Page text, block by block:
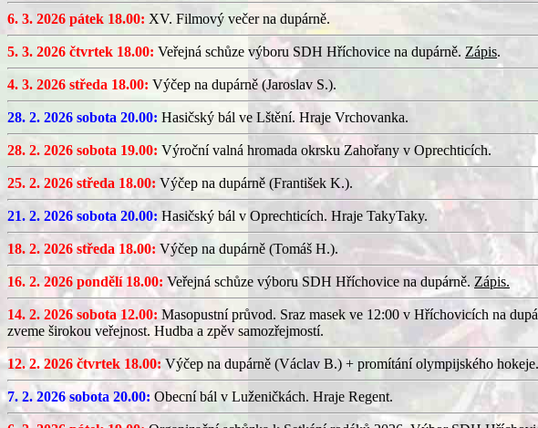
6. 3. 2026 pátek 18.00: XV. Filmový večer na dupárně.
5. 3. 2026 čtvrtek 18.00: Veřejná schůze výboru SDH Hříchovice na dupárně. Zápis.
4. 3. 2026 středa 18.00: Výčep na dupárně (Jaroslav S.).
28. 2. 2026 sobota 20.00: Hasičský bál ve Lštění. Hraje Vrchovanka.
28. 2. 2026 sobota 19.00: Výroční valná hromada okrsku Zahořany v Oprechticích.
25. 2. 2026 středa 18.00: Výčep na dupárně (František K.).
21. 2. 2026 sobota 20.00: Hasičský bál v Oprechticích. Hraje TakyTaky.
18. 2. 2026 středa 18.00: Výčep na dupárně (Tomáš H.).
16. 2. 2026 pondělí 18.00: Veřejná schůze výboru SDH Hříchovice na dupárně. Zápis.
14. 2. 2026 sobota 12.00: Masopustní průvod. Sraz masek ve 12:00 v Hříchovicích na
zveme širokou veřejnost. Hudba a zpěv samozřejmostí.
12. 2. 2026 čtvrtek 18.00: Výčep na dupárně (Václav B.) + promítání olympijského hokeje.
7. 2. 2026 sobota 20.00: Obecní bál v Luženičkách. Hraje Regent.